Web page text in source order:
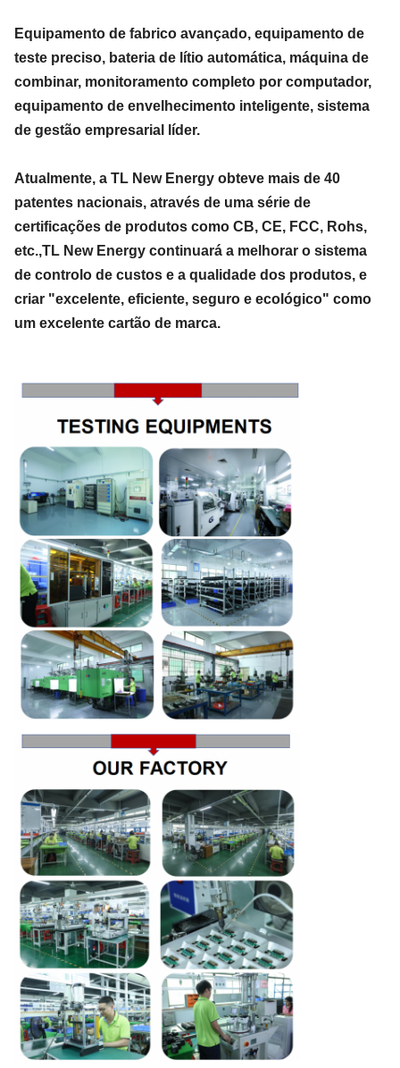
Equipamento de fabrico avançado, equipamento de
teste preciso, bateria de lítio automática, máquina de
combinar, monitoramento completo por computador,
equipamento de envelhecimento inteligente, sistema
de gestão empresarial líder.
Atualmente, a TL New Energy obteve mais de 40
patentes nacionais, através de uma série de
certificações de produtos como CB, CE, FCC, Rohs,
etc.,TL New Energy continuará a melhorar o sistema
de controlo de custos e a qualidade dos produtos, e
criar "excelente, eficiente, seguro e ecológico" como
um excelente cartão de marca.